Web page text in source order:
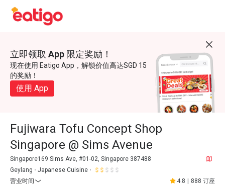
立即领取 App 限定奖励！
现在使用 Eatigo App，解锁价值高达SGD 15
的奖励！
使用 App
Fujiwara Tofu Concept Shop
Singapore @ Sims Avenue
Singapore169 Sims Ave, #01-02, Singapore 387488
Geylang
Japanese Cuisine
营业时间
4.8 888 订座